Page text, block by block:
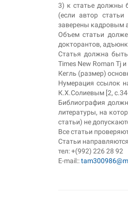
3) к статье должны
(если автор
заверены кадровым
Объем статьи
докторантов,
Статья должна
Times New Roman Tj
Кегль (размер)
Нумерация ссылок
К.Х.Солиевым [2,
Библиография
литературы, на
статьи) не
Все статьи
Статьи
тел: +(992) 226 28 92
E-mail::